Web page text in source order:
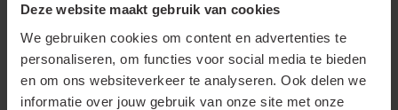
Deze website maakt gebruik van cookies
We gebruiken cookies om content en advertenties te
personaliseren, om functies voor social media te bieden
en om ons websiteverkeer te analyseren. Ook delen we
informatie over jouw gebruik van onze site met onze
Transparant
Kleur buitenwand
Geel